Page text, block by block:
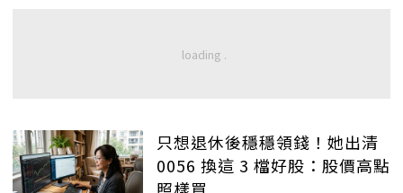
只想退休後穩穩領錢！她出清
0056 換這 3 檔好股：股價高點